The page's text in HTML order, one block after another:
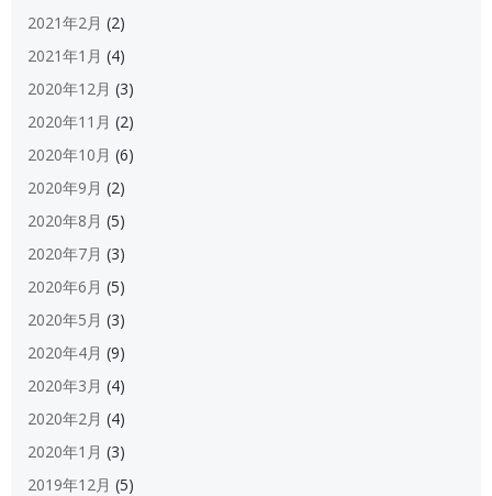
2021年2月 (2)
2021年1月 (4)
2020年12月 (3)
2020年11月 (2)
2020年10月 (6)
2020年9月 (2)
2020年8月 (5)
2020年7月 (3)
2020年6月 (5)
2020年5月 (3)
2020年4月 (9)
2020年3月 (4)
2020年2月 (4)
2020年1月 (3)
2019年12月 (5)